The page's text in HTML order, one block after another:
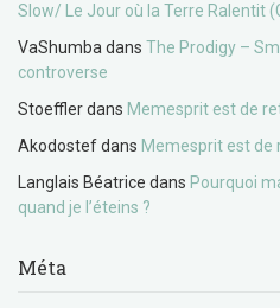
Slow/ Le Jour où la Terre Ralentit
VaShumba dans The Prodigy –
controverse
Stoefflerdans Memesprit est de
Akodostefdans Memesprit est de
Langlais Béatrice dans Pourquoi
quand je l’éteins ?
Méta